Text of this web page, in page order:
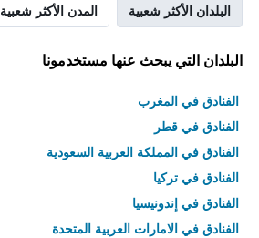
البلدان الأكثر شعبية المدن الأكثر شعبية
البلدان التي يبحث عنها مستخدمونا
الفنادق في المغرب
الفنادق في قطر
الفنادق في المملكة العربية السعودية
الفنادق في تركيا
الفنادق في إندونيسيا
الفنادق في الامارات العربية المتحدة